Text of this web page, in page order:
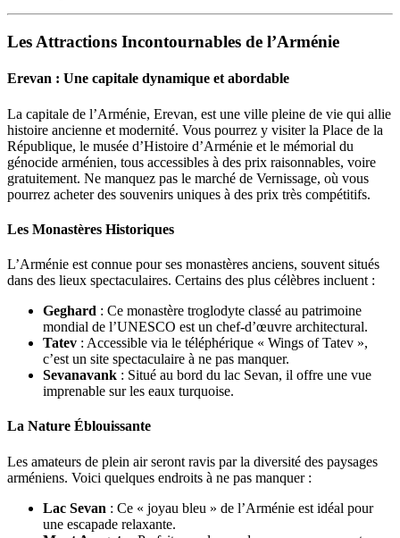
Les Attractions Incontournables de l’Arménie
Erevan : Une capitale dynamique et abordable
La capitale de l’Arménie, Erevan, est une ville pleine de vie qui allie
histoire ancienne et modernité. Vous pourrez y visiter la Place de la
République, le musée d’Histoire d’Arménie et le mémorial du
génocide arménien, tous accessibles à des prix raisonnables, voire
gratuitement. Ne manquez pas le marché de Vernissage, où vous
pourrez acheter des souvenirs uniques à des prix très compétitifs.
Les Monastères Historiques
L’Arménie est connue pour ses monastères anciens, souvent situés
dans des lieux spectaculaires. Certains des plus célèbres incluent :
Geghard : Ce monastère troglodyte classé au patrimoine
mondial de l’UNESCO est un chef-d’œuvre architectural.
Tatev : Accessible via le téléphérique « Wings of Tatev »,
c’est un site spectaculaire à ne pas manquer.
Sevanavank : Situé au bord du lac Sevan, il offre une vue
imprenable sur les eaux turquoise.
La Nature Éblouissante
Les amateurs de plein air seront ravis par la diversité des paysages
arméniens. Voici quelques endroits à ne pas manquer :
Lac Sevan : Ce « joyau bleu » de l’Arménie est idéal pour
une escapade relaxante.